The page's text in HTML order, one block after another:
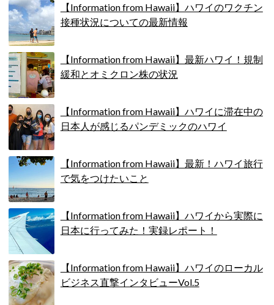
【Information from Hawaii】ハワイのワクチン
接種状況についての最新情報
【Information from Hawaii】最新ハワイ！規制
緩和とオミクロン株の状況
【Information from Hawaii】ハワイに滞在中の
日本人が感じるパンデミックのハワイ
【Information from Hawaii】最新！ハワイ旅行
で気をつけたいこと
【Information from Hawaii】ハワイから実際に
日本に行ってみた！実録レポート！
【Information from Hawaii】ハワイのローカル
ビジネス直撃インタビューVol.5